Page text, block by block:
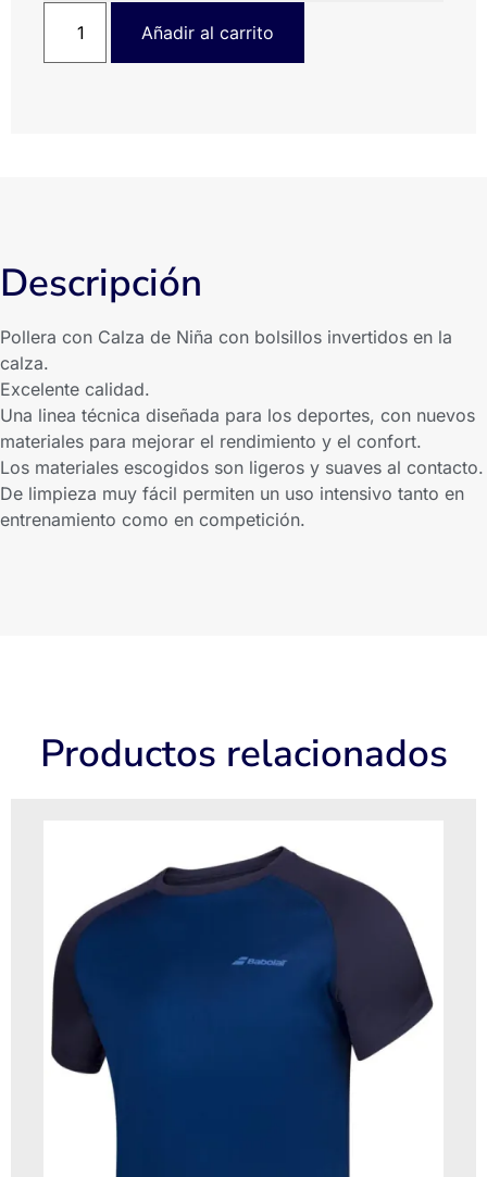
Añadir al carrito
Descripción
Pollera con Calza de Niña con bolsillos invertidos en la
calza.
Excelente calidad.
Una linea técnica diseñada para los deportes, con nuevos
materiales para mejorar el rendimiento y el confort.
Los materiales escogidos son ligeros y suaves al contacto.
De limpieza muy fácil permiten un uso intensivo tanto en
entrenamiento como en competición.
Productos relacionados